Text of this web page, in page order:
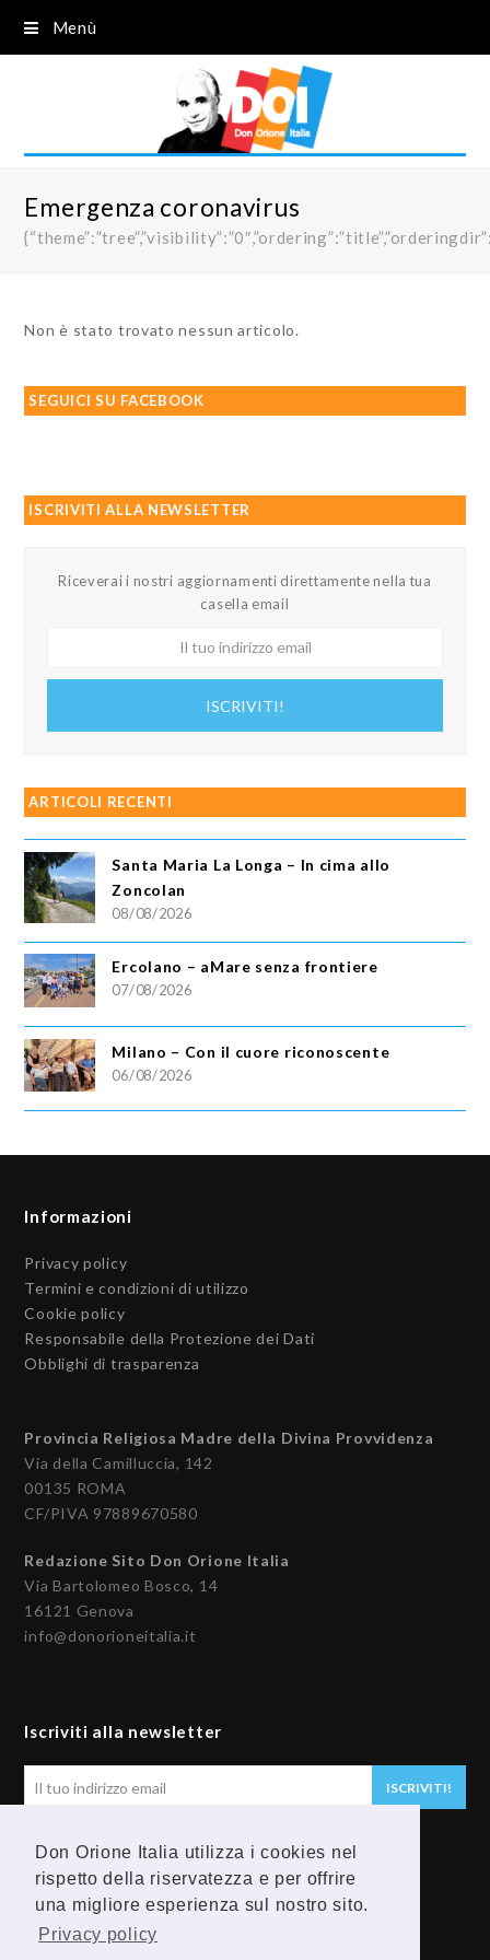
Don Orione Italia utilizza i cookies nel
rispetto della riservatezza e per offrire
una migliore esperienza sul nostro sito.
Privacy policy
Menù
Emergenza coronavirus
Non è stato trovato nessun articolo.
SEGUICI SU FACEBOOK
ISCRIVITI ALLA NEWSLETTER
Riceverai i nostri aggiornamenti direttamente nella tua
casella email
ISCRIVITI!
ARTICOLI RECENTI
Santa Maria La Longa – In cima allo
Zoncolan
08/08/2026
Ercolano – aMare senza frontiere
07/08/2026
Milano – Con il cuore riconoscente
06/08/2026
Informazioni
Privacy policy
Termini e condizioni di utilizzo
Cookie policy
Responsabile della Protezione dei Dati
Obblighi di trasparenza
Provincia Religiosa Madre della Divina Provvidenza
Via della Camilluccia, 142
00135 ROMA
CF/PIVA 97889670580
Redazione Sito Don Orione Italia
Via Bartolomeo Bosco, 14
16121 Genova
info@donorioneitalia.it
Iscriviti alla newsletter
email
ISCRIVITI!
Seguici
F